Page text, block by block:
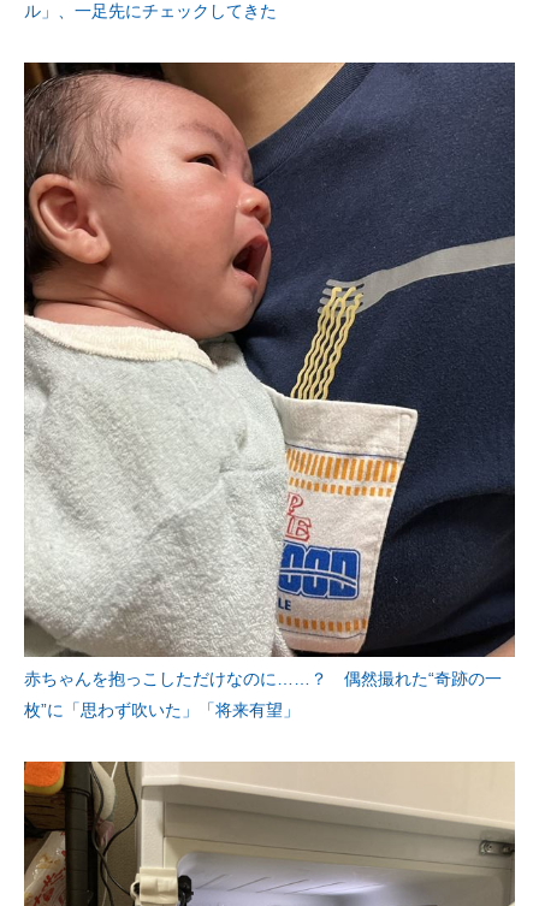
ル」、一足先にチェックしてきた
赤ちゃんを抱っこしただけなのに……？ 偶然撮れた“奇跡の一
枚”に「思わず吹いた」「将来有望」